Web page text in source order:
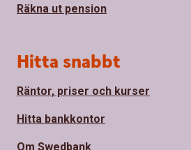
Räkna ut pension
Hitta snabbt
Räntor, priser och kurser
Hitta bankkontor
Om Swedbank